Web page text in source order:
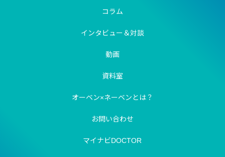
コラム
インタビュー＆対談
動画
資料室
オーベン×ネーベンとは？
お問い合わせ
マイナビDOCTOR